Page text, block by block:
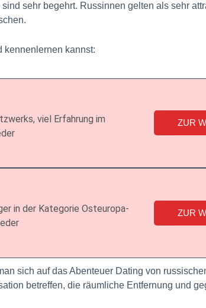
sehr begehrt. Russinnen gelten als sehr
kennenlernen kannst:
viel Erfahrung im
ZUR
in der Kategorie Osteuropa-
ZUR
sich auf das Abenteuer Dating von
betreffen, die räumliche Entfernung und